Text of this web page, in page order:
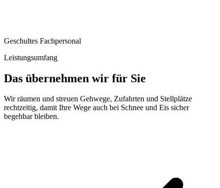
Geschultes Fachpersonal
Leistungsumfang
Das übernehmen wir für Sie
Wir räumen und streuen Gehwege, Zufahrten und Stellplätze
rechtzeitig, damit Ihre Wege auch bei Schnee und Eis sicher
begehbar bleiben.